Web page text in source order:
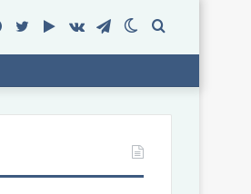
Поиск
Switch
Telegram
vk.com
Google
Twitter
Facebook